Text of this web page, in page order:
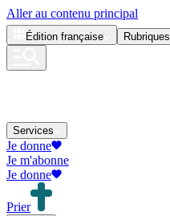
Aller au contenu principal
Édition française Rubriques
Services
Je donne
Je m'abonne
Je donne
Prier